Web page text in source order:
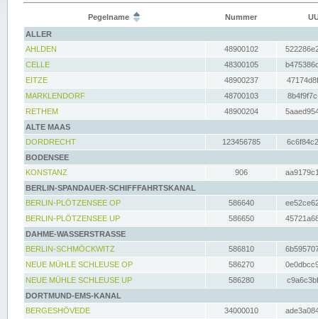
Pegelname Nummer
ALLER
AHLDEN
48900102
CELLE
48300105
EITZE
48900237
MARKLENDORF
48700103
RETHEM
48900204
ALTE MAAS
DORDRECHT
123456785
BODENSEE
KONSTANZ
906
BERLIN-SPANDAUER-SCHIFFFAHRTSKANAL
BERLIN-PLÖTZENSEE OP
586640
BERLIN-PLÖTZENSEE UP
586650
DAHME-WASSERSTRASSE
BERLIN-SCHMÖCKWITZ
586810
NEUE MÜHLE SCHLEUSE OP
586270
NEUE MÜHLE SCHLEUSE UP
586280
DORTMUND-EMS-KANAL
BERGESHÖVEDE
34000010